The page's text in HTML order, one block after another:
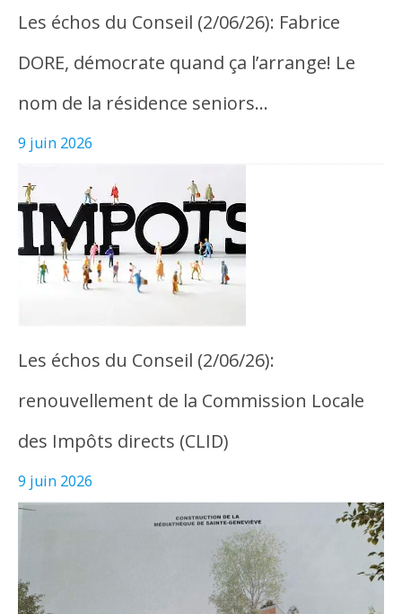
Les échos du Conseil (2/06/26): Fabrice
DORE, démocrate quand ça l’arrange! Le
nom de la résidence seniors…
9 juin 2026
Les échos du Conseil (2/06/26):
renouvellement de la Commission Locale
des Impôts directs (CLID)
9 juin 2026